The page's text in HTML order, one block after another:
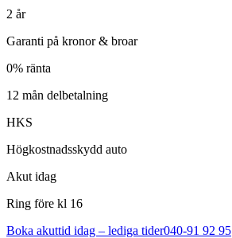
2 år
Garanti på kronor & broar
0% ränta
12 mån delbetalning
HKS
Högkostnadsskydd auto
Akut idag
Ring före kl 16
Boka akuttid idag – lediga tider040-91 92 95